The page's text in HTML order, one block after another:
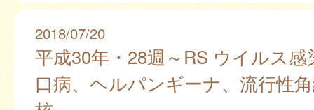
2018/07/20
平成30年・28週～RS ウイルス感
口病、ヘルパンギーナ、流行性